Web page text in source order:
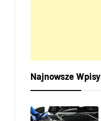
Najnowsze Wpisy